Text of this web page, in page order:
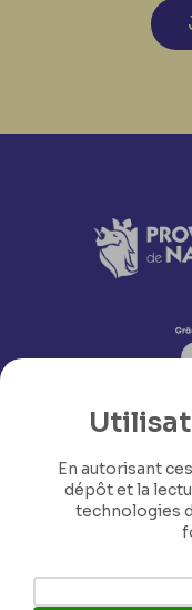
En autorisant
dépôt et la
technologies